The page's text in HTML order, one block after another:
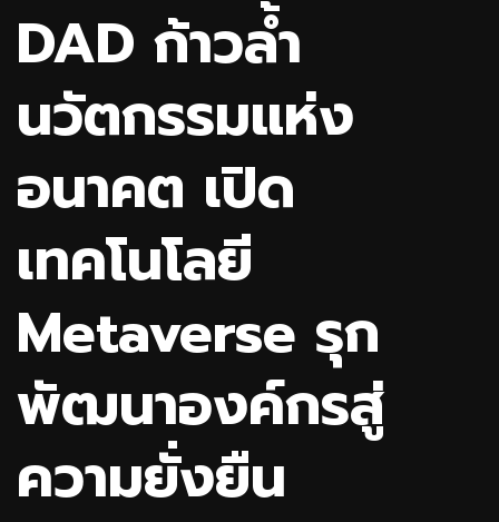
DAD ก้าวล้ำ
นวัตกรรมแห่ง
อนาคต เปิด
เทคโนโลยี
Metaverse รุก
พัฒนาองค์กรสู่
ความยั่งยืน